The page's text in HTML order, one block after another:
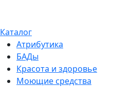
Каталог
Атрибутика
БАДы
Красота и здоровье
Моющие средства